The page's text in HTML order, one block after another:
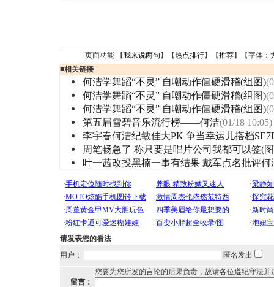
页面功能 【我来说两句 】【热点排行】【推荐】【字体：
■相关链接
何洁学舞蹈“不灵” 自嘲动作僵硬滑稽(组图)
何洁学舞蹈“不灵” 自嘲动作僵硬滑稽(组图)
何洁学舞蹈“不灵” 自嘲动作僵硬滑稽(组图)
第五届雪碧音乐流行榜——何洁(01/18 10:05)
李宇春何洁纪敏佳大PK 争当幸运儿搭档
周笔畅急了 称只要是唱片公司我都可以签(
叶一茜改投黑楠一事有结果 戴军点名批评何
请发表您的看法
用户：
匿名发出
您要为您所发的言论的后果负责，故请各位遵纪守法并
留言：